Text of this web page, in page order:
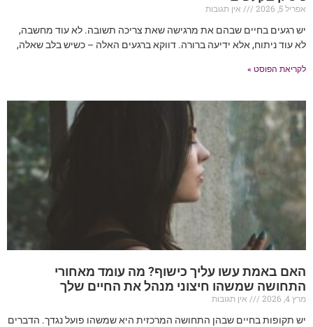
אפריל 5, 2026
אין תגובות
יש רגעים בחיים שבהם את מרגישה שאת צריכה תשובה. לא עוד מחשבה,
לא עוד ניתוח, אלא ידיעה ברורה. דווקא ברגעים האלה – כשיש בלב שאלה,
לקריאת הפוסט »
האם באמת עשו עליך כישוף? מה עומד מאחורי
התחושה שמשהו חיצוני מנהל את החיים שלך
מרץ 4, 2026
אין תגובות
יש תקופות בחיים שבהן התחושה המרכזית היא שמשהו פועל נגדך. הדברים